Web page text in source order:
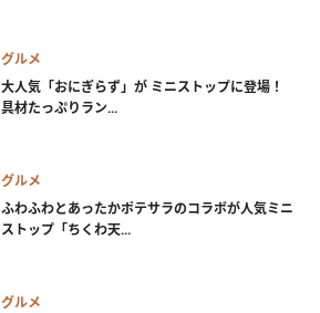
グルメ
大人気「おにぎらず」が ミニストップに登場！
具材たっぷりラン...
グルメ
ふわふわとあったかポテサラのコラボが人気ミニ
ストップ「ちくわ天...
グルメ